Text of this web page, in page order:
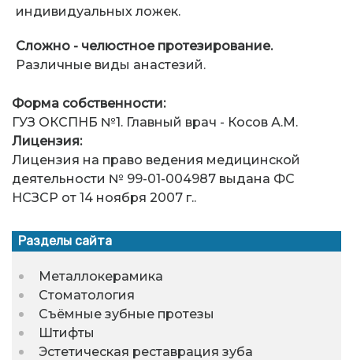
индивидуальных ложек.
Сложно - челюстное протезирование.
Различные виды анастезий.
Форма собственности:
ГУЗ ОКСПНБ №1. Главный врач - Косов А.М.
Лицензия:
Лицензия на право ведения медицинской
деятельности № 99-01-004987 выдана ФС
НСЗСР от 14 ноября 2007 г..
Разделы сайта
Металлокерамика
Стоматология
Съёмные зубные протезы
Штифты
Эстетическая реставрация зуба